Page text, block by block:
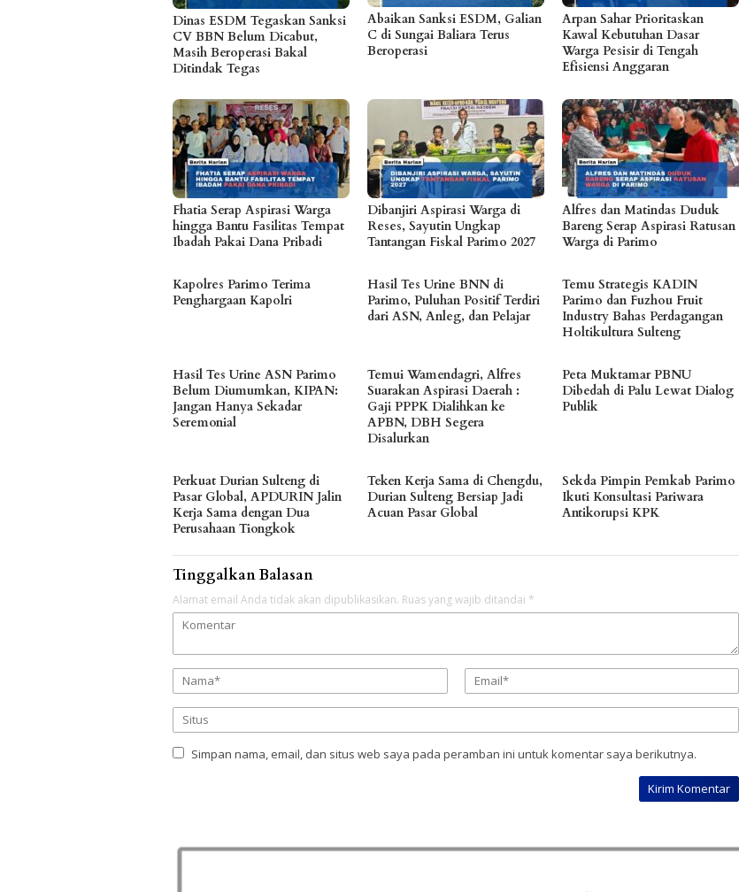
Dinas ESDM Tegaskan Sanksi
CV BBN Belum Dicabut,
Masih Beroperasi Bakal
Ditindak Tegas
Abaikan Sanksi ESDM, Galian
C di Sungai Baliara Terus
Beroperasi
Arpan Sahar Prioritaskan
Kawal Kebutuhan Dasar
Warga Pesisir di Tengah
Efisiensi Anggaran
Fhatia Serap Aspirasi Warga
hingga Bantu Fasilitas Tempat
Ibadah Pakai Dana Pribadi
Dibanjiri Aspirasi Warga di
Reses, Sayutin Ungkap
Tantangan Fiskal Parimo 2027
Alfres dan Matindas Duduk
Bareng Serap Aspirasi Ratusan
Warga di Parimo
Kapolres Parimo Terima
Penghargaan Kapolri
Hasil Tes Urine BNN di
Parimo, Puluhan Positif Terdiri
dari ASN, Anleg, dan Pelajar
Temu Strategis KADIN
Parimo dan Fuzhou Fruit
Industry Bahas Perdagangan
Holtikultura Sulteng
Hasil Tes Urine ASN Parimo
Belum Diumumkan, KIPAN:
Jangan Hanya Sekadar
Seremonial
Temui Wamendagri, Alfres
Suarakan Aspirasi Daerah :
Gaji PPPK Dialihkan ke
APBN, DBH Segera
Disalurkan
Peta Muktamar PBNU
Dibedah di Palu Lewat Dialog
Publik
Perkuat Durian Sulteng di
Pasar Global, APDURIN Jalin
Kerja Sama dengan Dua
Perusahaan Tiongkok
Teken Kerja Sama di Chengdu,
Durian Sulteng Bersiap Jadi
Acuan Pasar Global
Sekda Pimpin Pemkab Parimo
Ikuti Konsultasi Pariwara
Antikorupsi KPK
Tinggalkan Balasan
Alamat email Anda tidak akan dipublikasikan. Ruas yang wajib ditandai *
Simpan nama, email, dan situs web saya pada peramban ini untuk komentar saya berikutnya.